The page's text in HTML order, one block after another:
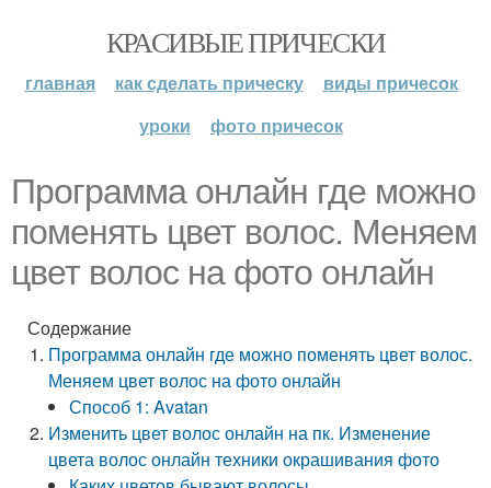
КРАСИВЫЕ ПРИЧЕСКИ
главная как сделать прическу
виды причесок
уроки
фото причесок
Программа онлайн где можно
поменять цвет волос. Меняем
цвет волос на фото онлайн
Содержание
Программа онлайн где можно поменять цвет волос.
Меняем цвет волос на фото онлайн
Способ 1: Avatan
Изменить цвет волос онлайн на пк. Изменение
цвета волос онлайн техники окрашивания фото